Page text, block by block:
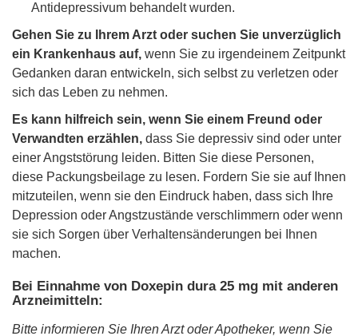
Antidepressivum behandelt wurden.
Gehen Sie zu Ihrem Arzt oder suchen Sie unverzüglich
ein Krankenhaus auf, wenn Sie zu irgendeinem Zeitpunkt
Gedanken daran entwickeln, sich selbst zu verletzen oder
sich das Leben zu nehmen.
Es kann hilfreich sein, wenn Sie einem Freund oder
Verwandten erzählen, dass Sie depressiv sind oder unter
einer Angststörung leiden. Bitten Sie diese Personen,
diese Packungsbeilage zu lesen. Fordern Sie sie auf Ihnen
mitzuteilen, wenn sie den Eindruck haben, dass sich Ihre
Depression oder Angstzustände verschlimmern oder wenn
sie sich Sorgen über Verhaltensänderungen bei Ihnen
machen.
Bei Einnahme von Doxepin dura 25 mg mit anderen
Arzneimitteln:
Bitte informieren Sie Ihren Arzt oder Apotheker, wenn Sie